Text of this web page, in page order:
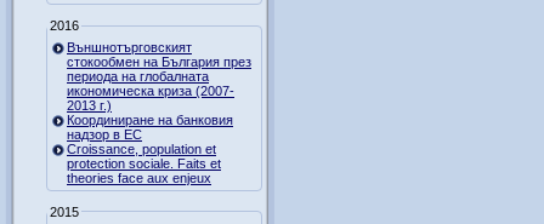
2016
Външнотърговският
стокообмен на България през
периода на глобалната
икономическа криза (2007-
2013 г.)
Координиране на банковия
надзор в ЕС
Croissance, population et
protection sociale. Faits et
theories face aux enjeux
2015